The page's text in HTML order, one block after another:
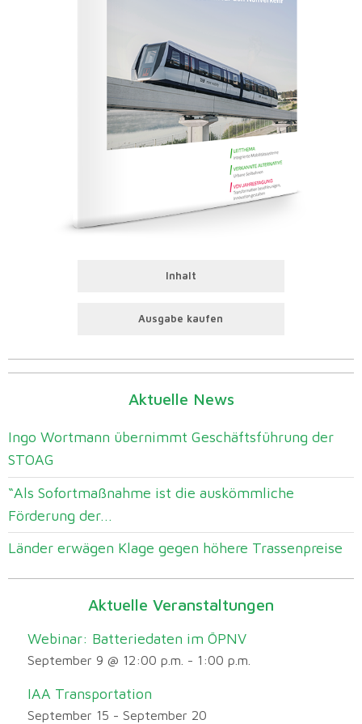
Inhalt
Ausgabe kaufen
Aktuelle News
Ingo Wortmann übernimmt Geschäftsführung der
STOAG
“Als Sofortmaßnahme ist die auskömmliche
Förderung der...
Länder erwägen Klage gegen höhere Trassenpreise
Aktuelle Veranstaltungen
Webinar: Batteriedaten im ÖPNV
September 9 @ 12:00 p.m. - 1:00 p.m.
IAA Transportation
September 15 - September 20